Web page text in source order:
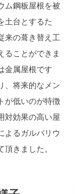
ム鋼板屋根を被
土台とするた
来の葺き替え工
ることができま
金属屋根です
、将来的なメン
が低いのが特徴
対効果の高い屋
よるガルバリウ
きました。